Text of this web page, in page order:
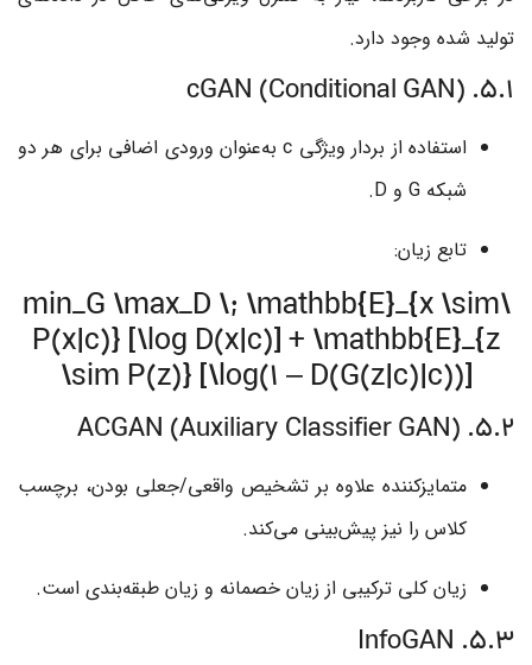
تولید شده وجود دارد.
5.1. cGAN (Conditional GAN)
استفاده از بردار ویژگی cبه‌عنوان ورودی اضافی برای هر دو
شبکه G و D
.
تابع زیان:
\min_G \max_D \; \mathbb{E}_{x \sim
P(x|c)} [\log D(x|c)] + \mathbb{E}_{z
\sim P(z)} [\log(1 – D(G(z|c)|c))]
5.2. ACGAN (Auxiliary Classifier GAN)
متمایزکننده علاوه بر تشخیص واقعی/جعلی بودن، برچسب
کلاس را نیز پیش‌بینی می‌کند.
زیان کلی ترکیبی از زیان خصمانه و زیان طبقه‌بندی است.
5.3. InfoGAN